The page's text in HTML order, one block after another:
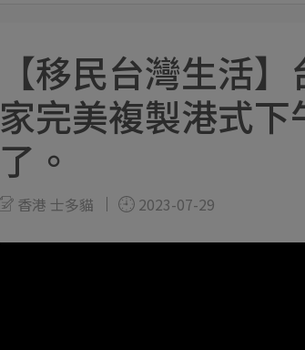
【移民台灣生活
家完美複製港式
了。
香港 士多貓 2023-07-29